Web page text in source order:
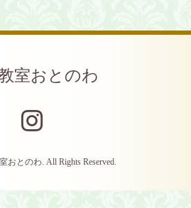
室おとのわ
おとのわ. All Rights Reserved.